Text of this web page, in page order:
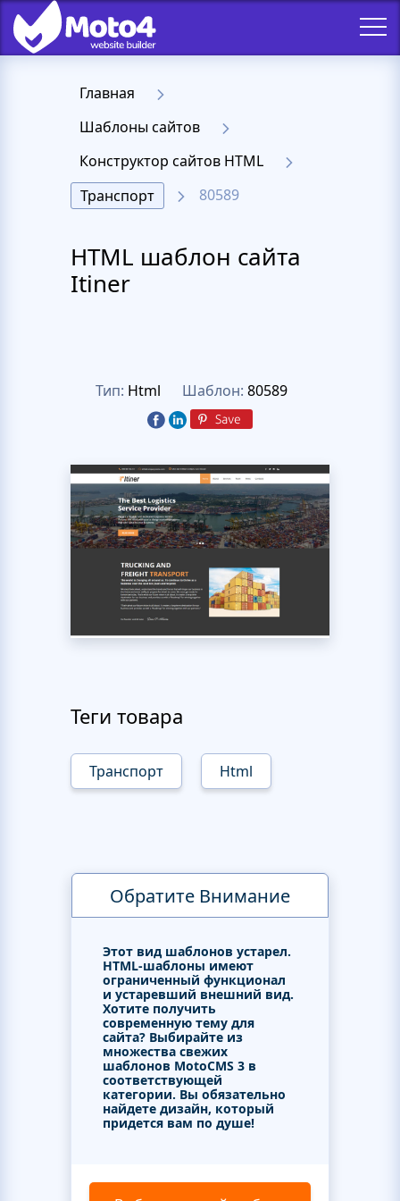
Главная
Шаблоны сайтов
Конструктор сайтов HTML
Транспорт
80589
HTML шаблон сайта
Itiner
Тип: Html Шаблон: 80589
Теги товара
Транспорт Html
Обратите Внимание
Этот вид шаблонов устарел.
HTML-шаблоны имеют
ограниченный функционал
и устаревший внешний вид.
Хотите получить
современную тему для
сайта? Выбирайте из
множества свежих
шаблонов MotoCMS 3 в
соответствующей
категории. Вы обязательно
найдете дизайн, который
придется вам по душе!